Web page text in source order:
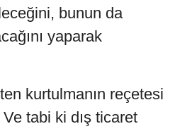
bunun da
yaparak
kurtulmanın reçetesi
tabi ki dış ticaret